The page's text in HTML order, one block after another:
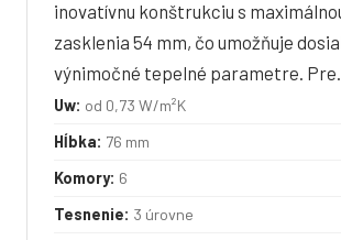
inovatívnu konštrukciu s
zasklenia 54 mm, čo umožňuje
výnimočné tepelné parametre.
Uw: od 0,73 W/m²K
Hĺbka: 76 mm
Komory: 6
Tesnenie: 3 úrovne